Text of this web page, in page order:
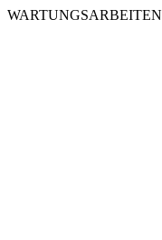
WARTUNGSARBEITEN